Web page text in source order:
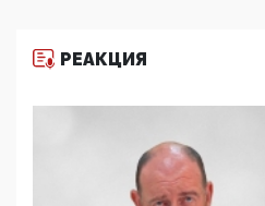
11:53, 09 Июня 2026
деятельность ИИТО
цифроглобалисты
повестку в образовании
09:43, 01 Июня 2026
РЕАКЦИЯ